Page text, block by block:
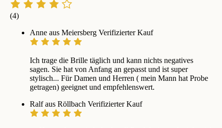
(4)
Anne aus Meiersberg Verifizierter Kauf
Ich trage die Brille täglich und kann nichts negatives
sagen. Sie hat von Anfang an gepasst und ist super
stylisch... Für Damen und Herren ( mein Mann hat Probe
getragen) geeignet und empfehlenswert.
Ralf aus Röllbach Verifizierter Kauf